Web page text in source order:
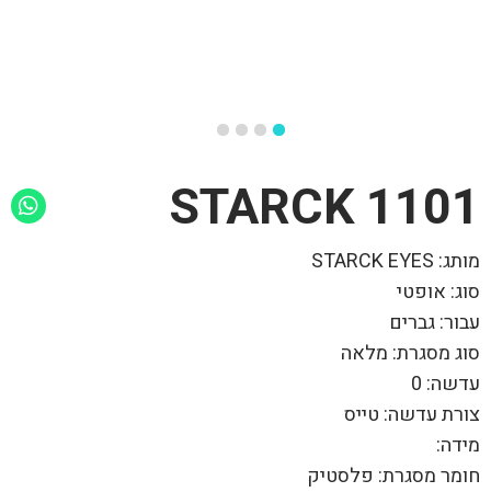
1101 STARCK
מותג: STARCK EYES
סוג: אופטי
עבור: גברים
סוג מסגרת: מלאה
עדשה: 0
צורת עדשה: טייס
מידה:
חומר מסגרת: פלסטיק